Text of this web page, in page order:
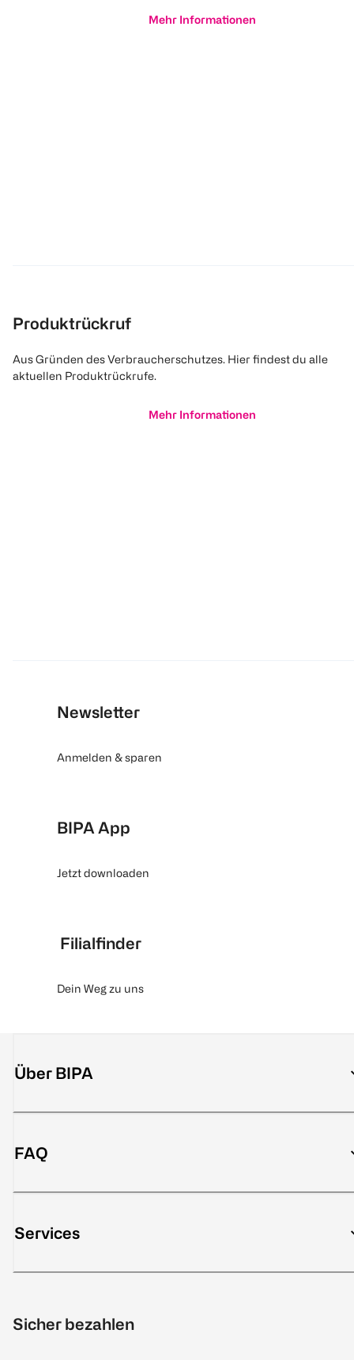
Mehr Informationen
Produktrückruf
Aus Gründen des Verbraucherschutzes. Hier findest du alle
aktuellen Produktrückrufe.
Mehr Informationen
Newsletter
Anmelden & sparen
BIPA App
Jetzt downloaden
Filialfinder
Dein Weg zu uns
Über BIPA
FAQ
Services
Sicher bezahlen